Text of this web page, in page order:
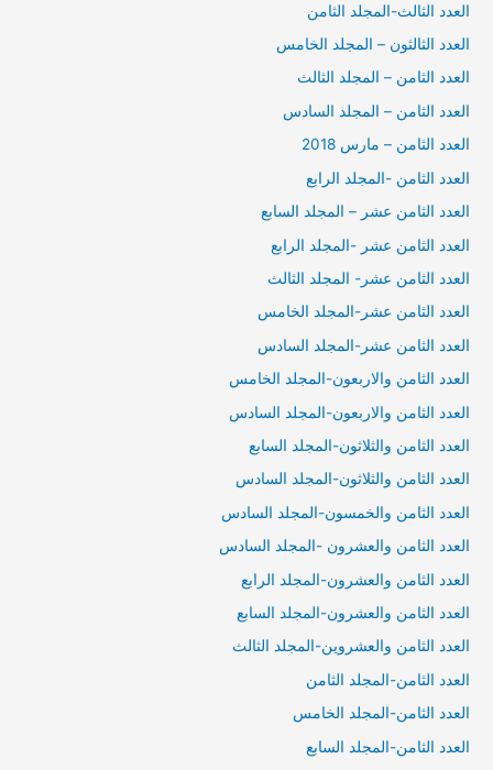
العدد الثالث-المجلد الثامن
العدد الثالثون – المجلد الخامس
العدد الثامن – المجلد الثالث
العدد الثامن – المجلد السادس
العدد الثامن – مارس 2018
العدد الثامن -المجلد الرابع
العدد الثامن عشر – المجلد السابع
العدد الثامن عشر -المجلد الرابع
العدد الثامن عشر- المجلد الثالث
العدد الثامن عشر-المجلد الخامس
العدد الثامن عشر-المجلد السادس
العدد الثامن والاربعون-المجلد الخامس
العدد الثامن والاربعون-المجلد السادس
العدد الثامن والثلاثون-المجلد السابع
العدد الثامن والثلاثون-المجلد السادس
العدد الثامن والخمسون-المجلد السادس
العدد الثامن والعشرون -المجلد السادس
العدد الثامن والعشرون-المجلد الرابع
العدد الثامن والعشرون-المجلد السابع
العدد الثامن والعشروين-المجلد الثالث
العدد الثامن-المجلد الثامن
العدد الثامن-المجلد الخامس
العدد الثامن-المجلد السابع